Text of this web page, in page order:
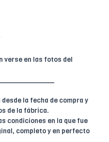
verse en las fotos del
la fecha de compra y
de la fábrica.
condiciones en la que fue
completo y en perfecto